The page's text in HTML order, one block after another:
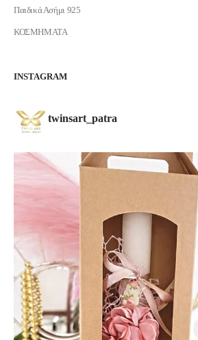
Παιδικά Ασήμι 925
ΚΟΣΜΗΜΑΤΑ
INSTAGRAM
twinsart_patra